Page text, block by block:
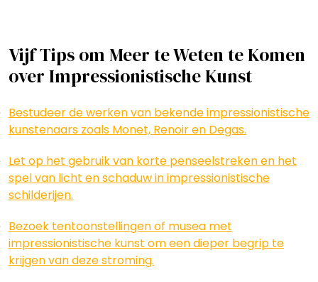
Vijf Tips om Meer te Weten te Komen
over Impressionistische Kunst
Bestudeer de werken van bekende impressionistische
kunstenaars zoals Monet, Renoir en Degas.
Let op het gebruik van korte penseelstreken en het
spel van licht en schaduw in impressionistische
schilderijen.
Bezoek tentoonstellingen of musea met
impressionistische kunst om een dieper begrip te
krijgen van deze stroming.